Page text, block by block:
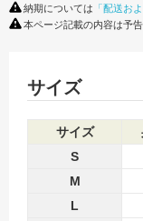
納期については 「配送お
本ページ記載の内容は予
サイズ
サイズ
S
M
L